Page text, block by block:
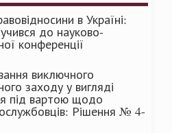
в Україні:
до науково-
конференції
виключного
заходу у вигляді
під вартою щодо
Рішення № 4-